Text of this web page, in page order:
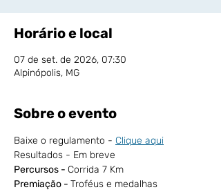
Horário e local
07 de set. de 2026, 07:30
Alpinópolis, MG
Sobre o evento
Baixe o regulamento - Clique aqui
Resultados - Em breve
Percursos - Corrida 7 Km
Premiação - Troféus e medalhas